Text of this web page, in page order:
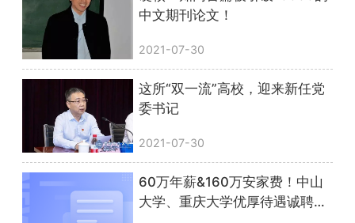
中文期刊论文！
2021-07-30
这所“双一流”高校，迎来新任党
委书记
2021-07-30
60万年薪&160万安家费！中山
大学、重庆大学优厚待遇诚聘人